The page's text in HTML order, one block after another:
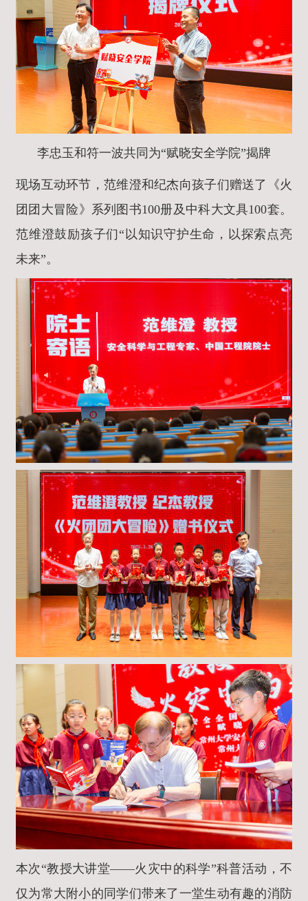
李忠玉和符一波共同为“赋晓安全学院”揭牌
现场互动环节，范维澄和纪杰向孩子们赠送了《火
团团大冒险》系列图书100册及中科大文具100套。
范维澄鼓励孩子们“以知识守护生命，以探索点亮
未来”。
本次“教授大讲堂——火灾中的科学”科普活动，不
仅为常大附小的同学们带来了一堂生动有趣的消防